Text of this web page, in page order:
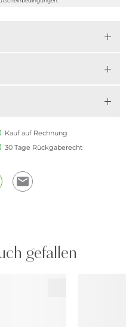
Kauf auf Rechnung
30 Tage Rückgaberecht
gefallen